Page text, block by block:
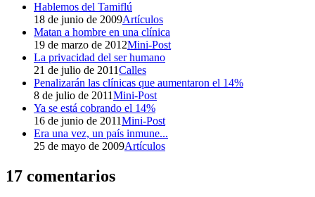
Hablemos del Tamiflú
18 de junio de 2009Artículos
Matan a hombre en una clínica
19 de marzo de 2012Mini-Post
La privacidad del ser humano
21 de julio de 2011Calles
Penalizarán las clínicas que aumentaron el 14%
8 de julio de 2011Mini-Post
Ya se está cobrando el 14%
16 de junio de 2011Mini-Post
Era una vez, un país inmune...
25 de mayo de 2009Artículos
17 comentarios